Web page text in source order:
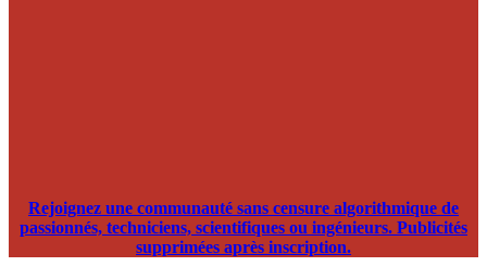
Rejoignez une communauté sans censure algorithmique de
passionnés, techniciens, scientifiques ou ingénieurs. Publicités
supprimées après inscription.